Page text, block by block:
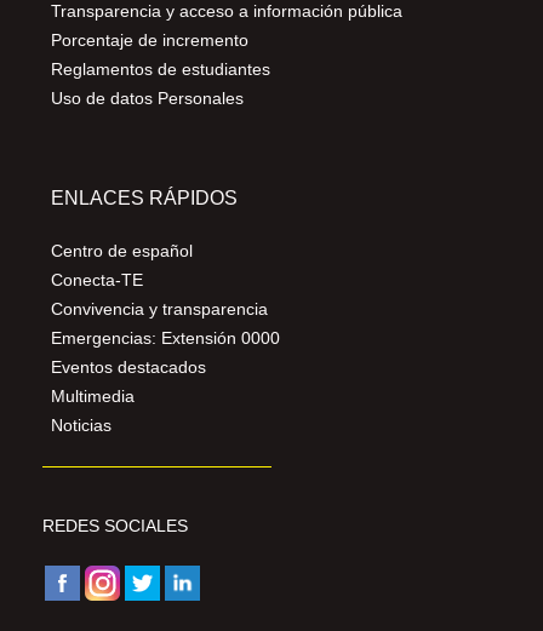
Transparencia y acceso a información pública
Porcentaje de incremento
Reglamentos de estudiantes
Uso de datos Personales
ENLACES RÁPIDOS
Centro de español
Conecta-TE
Convivencia y transparencia
Emergencias: Extensión 0000
Eventos destacados
Multimedia
Noticias
REDES SOCIALES